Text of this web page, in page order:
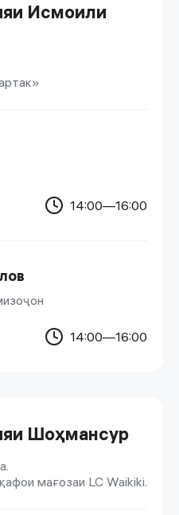
Исмоили
14:00—16:00
14:00—16:00
Шоҳмансур
мағозаи LC Waikiki.